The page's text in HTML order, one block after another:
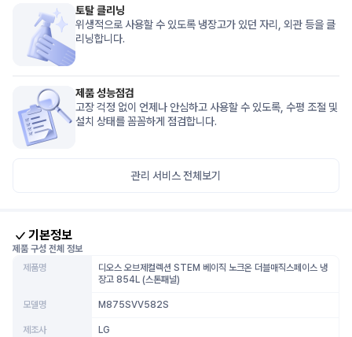
토탈 클리닝
위생적으로 사용할 수 있도록 냉장고가 있던 자리, 외관 등을 클
리닝합니다.
제품 성능점검
고장 걱정 없이 언제나 안심하고 사용할 수 있도록, 수평 조절 및
설치 상태를 꼼꼼하게 점검합니다.
관리 서비스 전체보기
기본정보
제품 구성 전체 정보
제품명
디오스 오브제컬렉션 STEM 베이직 노크온 더블매직스페이스 냉
장고 854L (스톤패널)
모델명 M875SVV582S
제조사 LG